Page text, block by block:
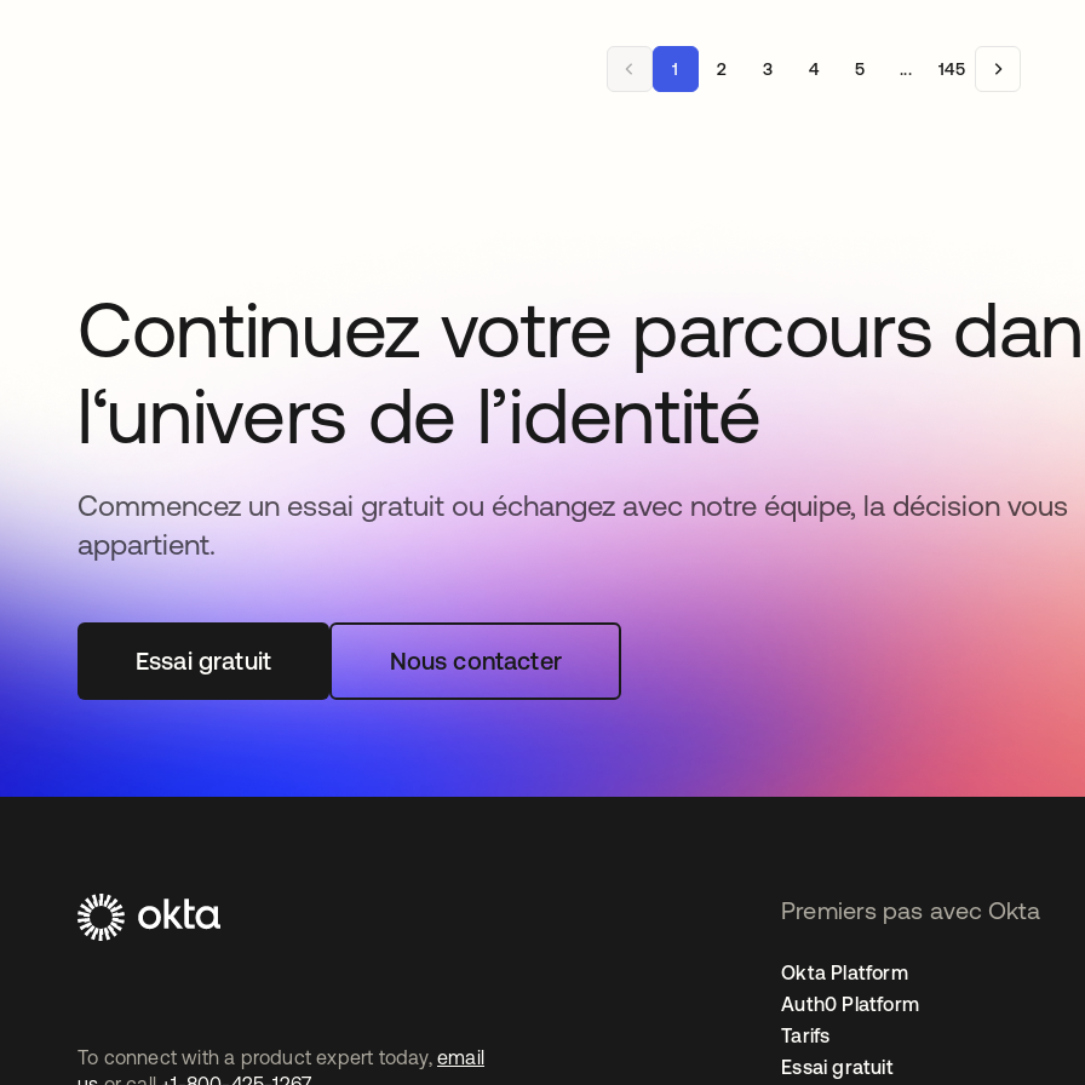
1 2 3 4 5 ... 145
Continuez votre parcours
l‘univers de l’identité
Commencez un essai gratuit ou échangez avec notre équipe, la décision vous
appartient.
Essai gratuit Nous contacter
To connect with a product expert today, email
Premiers pas avec Okta
Okta Platform
Auth0 Platform
Tarifs
Essai gratuit